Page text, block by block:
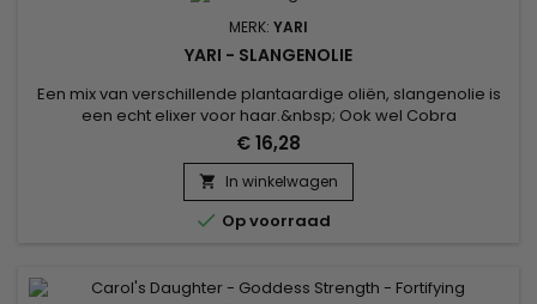
MERK: YARI
YARI - SLANGENOLIE
Een mix van verschillende plantaardige oliën, slangenolie is
een echt elixer voor haar.&nbsp; Ook wel Cobra
olie&nbsp;genoemd, deze olie is ideaal voor beschadigd,
broos, dof of droog haar.&nbsp; Dankzij de samenstelling
stimuleert slangenolie de groei, bestrijdt gespleten
haarpunten en versterkt het haar om breuk te
voorkomen.&nbsp; Hydrateert diep,...
€ 16,28
 In winkelwagen
 Op voorraad